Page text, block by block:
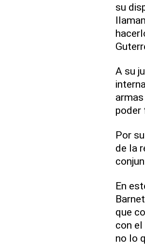
su
A su
poder
Por
de la
En
que
con el
no lo